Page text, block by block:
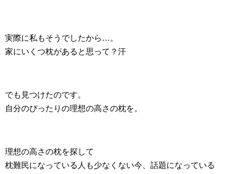
実際に私もそうでしたから…。
家にいくつ枕があると思って？汗
でも見つけたのです。
自分のぴったりの理想の高さの枕を。
理想の高さの枕を探して
枕難民になっている人も少なくない今、話題になっている